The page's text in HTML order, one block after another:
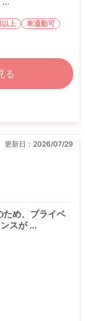
上
車通勤可
る
更新日： 2026/07/29
ため、プライベ
スが ...